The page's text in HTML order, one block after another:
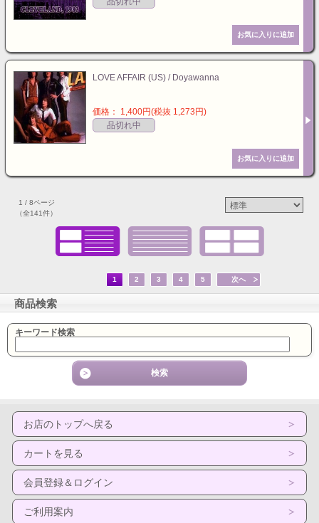
LOVE AFFAIR (US) / Doyawanna
価格： 1,400円(税抜 1,273円)
品切れ中
1 / 8ページ
（全141件）
1 2 3 4 5 次へ
商品検索
キーワード検索
お店のトップへ戻る
カートを見る
会員登録＆ログイン
ご利用案内